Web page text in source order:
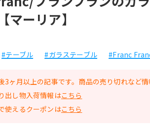
マーリア】
#テーブル #ガラステーブル #Franc
3ヶ月以上の記事です。商品の売り切れなど情
出し物入荷情報はこちら
使えるクーポンはこちら